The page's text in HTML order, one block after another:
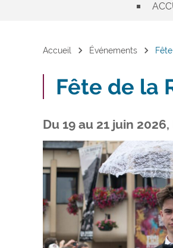
Accueil chevron_right Événements chevron_right
Fête de la
Du 19 au 21 juin